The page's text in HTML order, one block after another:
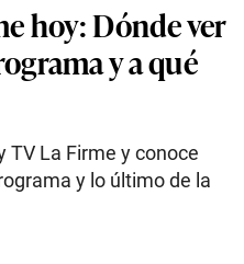
hoy: Dónde ver
y a qué
TV La Firme y conoce
y lo último de la